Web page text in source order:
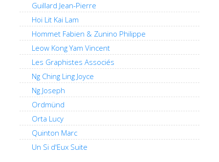
Guillard Jean-Pierre
Hoi Lit Kai Lam
Hommet Fabien & Zunino Philippe
Leow Kong Yam Vincent
Les Graphistes Associés
Ng Ching Ling Joyce
Ng Joseph
Ordmünd
Orta Lucy
Quinton Marc
Un Si d'Eux Suite